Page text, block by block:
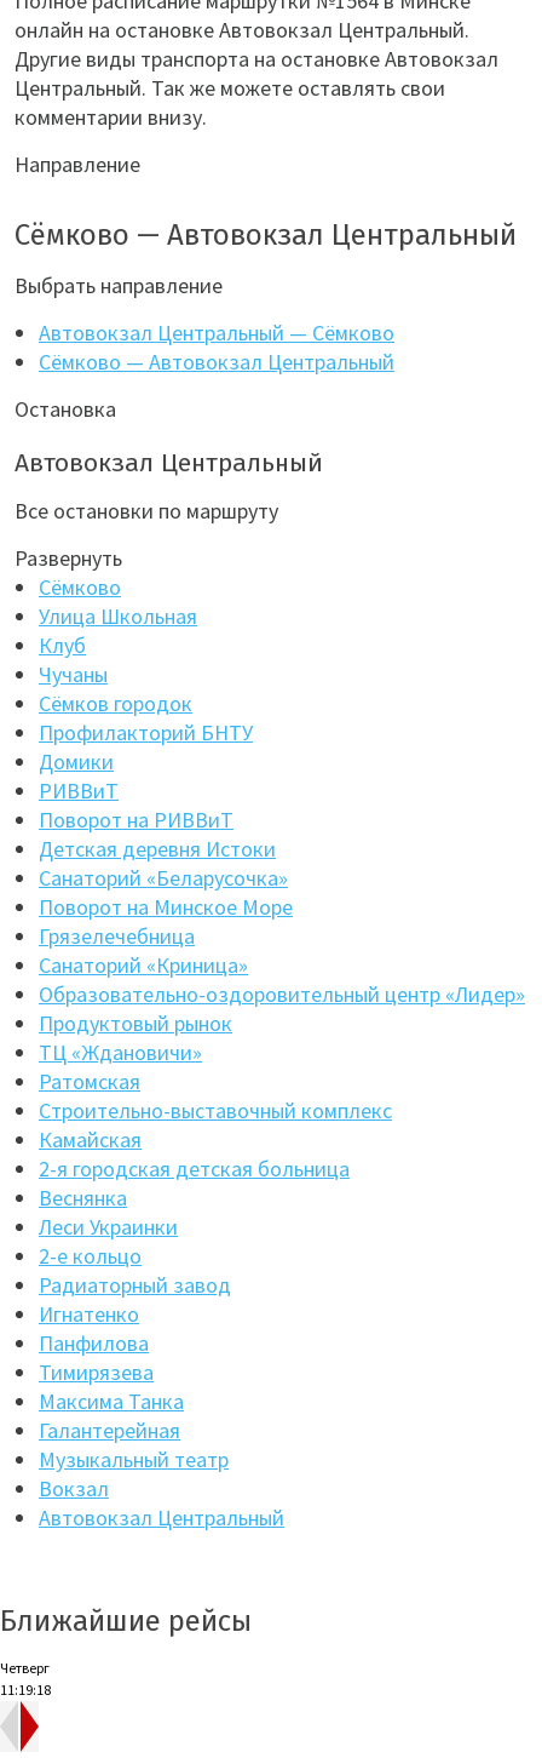
онлайн на остановке Автовокзал Центральный.
Другие виды транспорта на остановке Автовокзал
Центральный. Так же можете оставлять свои
комментарии внизу.
Направление
Сёмково — Автовокзал Центральный
Выбрать направление
Автовокзал Центральный — Сёмково
Сёмково — Автовокзал Центральный
Остановка
Автовокзал Центральный
Все остановки по маршруту
Развернуть
Сёмково
Улица Школьная
Клуб
Чучаны
Сёмков городок
Профилакторий БНТУ
Домики
РИВВиТ
Поворот на РИВВиТ
Детская деревня Истоки
Санаторий «Беларусочка»
Поворот на Минское Море
Грязелечебница
Санаторий «Криница»
Образовательно-оздоровительный центр «Лидер»
Продуктовый рынок
ТЦ «Ждановичи»
Ратомская
Строительно-выставочный комплекс
Камайская
2-я городская детская больница
Веснянка
Леси Украинки
2-е кольцо
Радиаторный завод
Игнатенко
Панфилова
Тимирязева
Максима Танка
Галантерейная
Музыкальный театр
Вокзал
Автовокзал Центральный
Ближайшие рейсы
Четверг
11:19:19